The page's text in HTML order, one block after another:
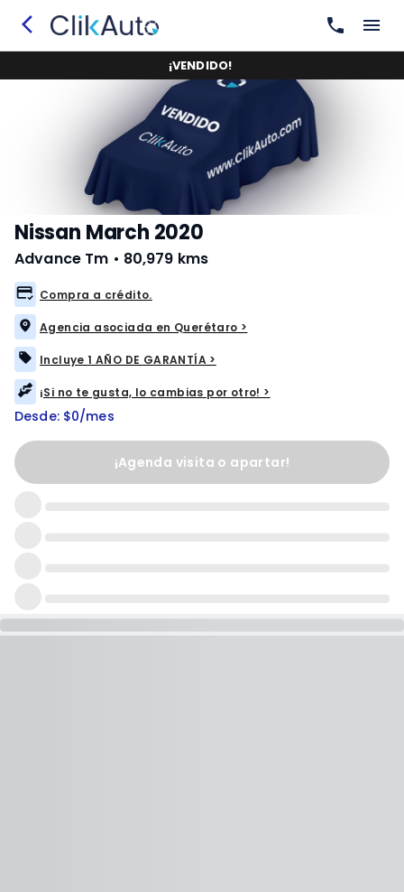
¡VENDIDO!
Nissan March 2020
Advance Tm • 80,979 kms
Compra a crédito.
Agencia asociada en Querétaro >
Incluye 1 AÑO DE GARANTÍA >
¡Si no te gusta, lo cambias por otro! >
Desde: $0/mes
¡Agenda visita o apartar!